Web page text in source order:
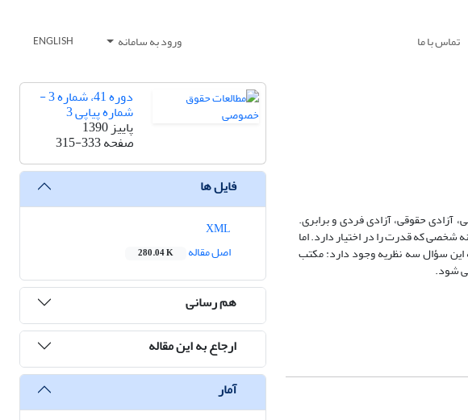
تماس با ما ورود به سامانه ENGLISH
حقوقی، آزادی فردی و برابری.
شخصی که قدرت را در اختیار دارد. اما
این سؤال سه نظریه وجود دارد: مکتب
شود.
دوره 41، شماره 3 -
شماره پیاپی 3
پاییز 1390
صفحه315-333
فایل ها
اصل مقاله
280.04 K
هم رسانی
ارجاع به این مقاله
آمار